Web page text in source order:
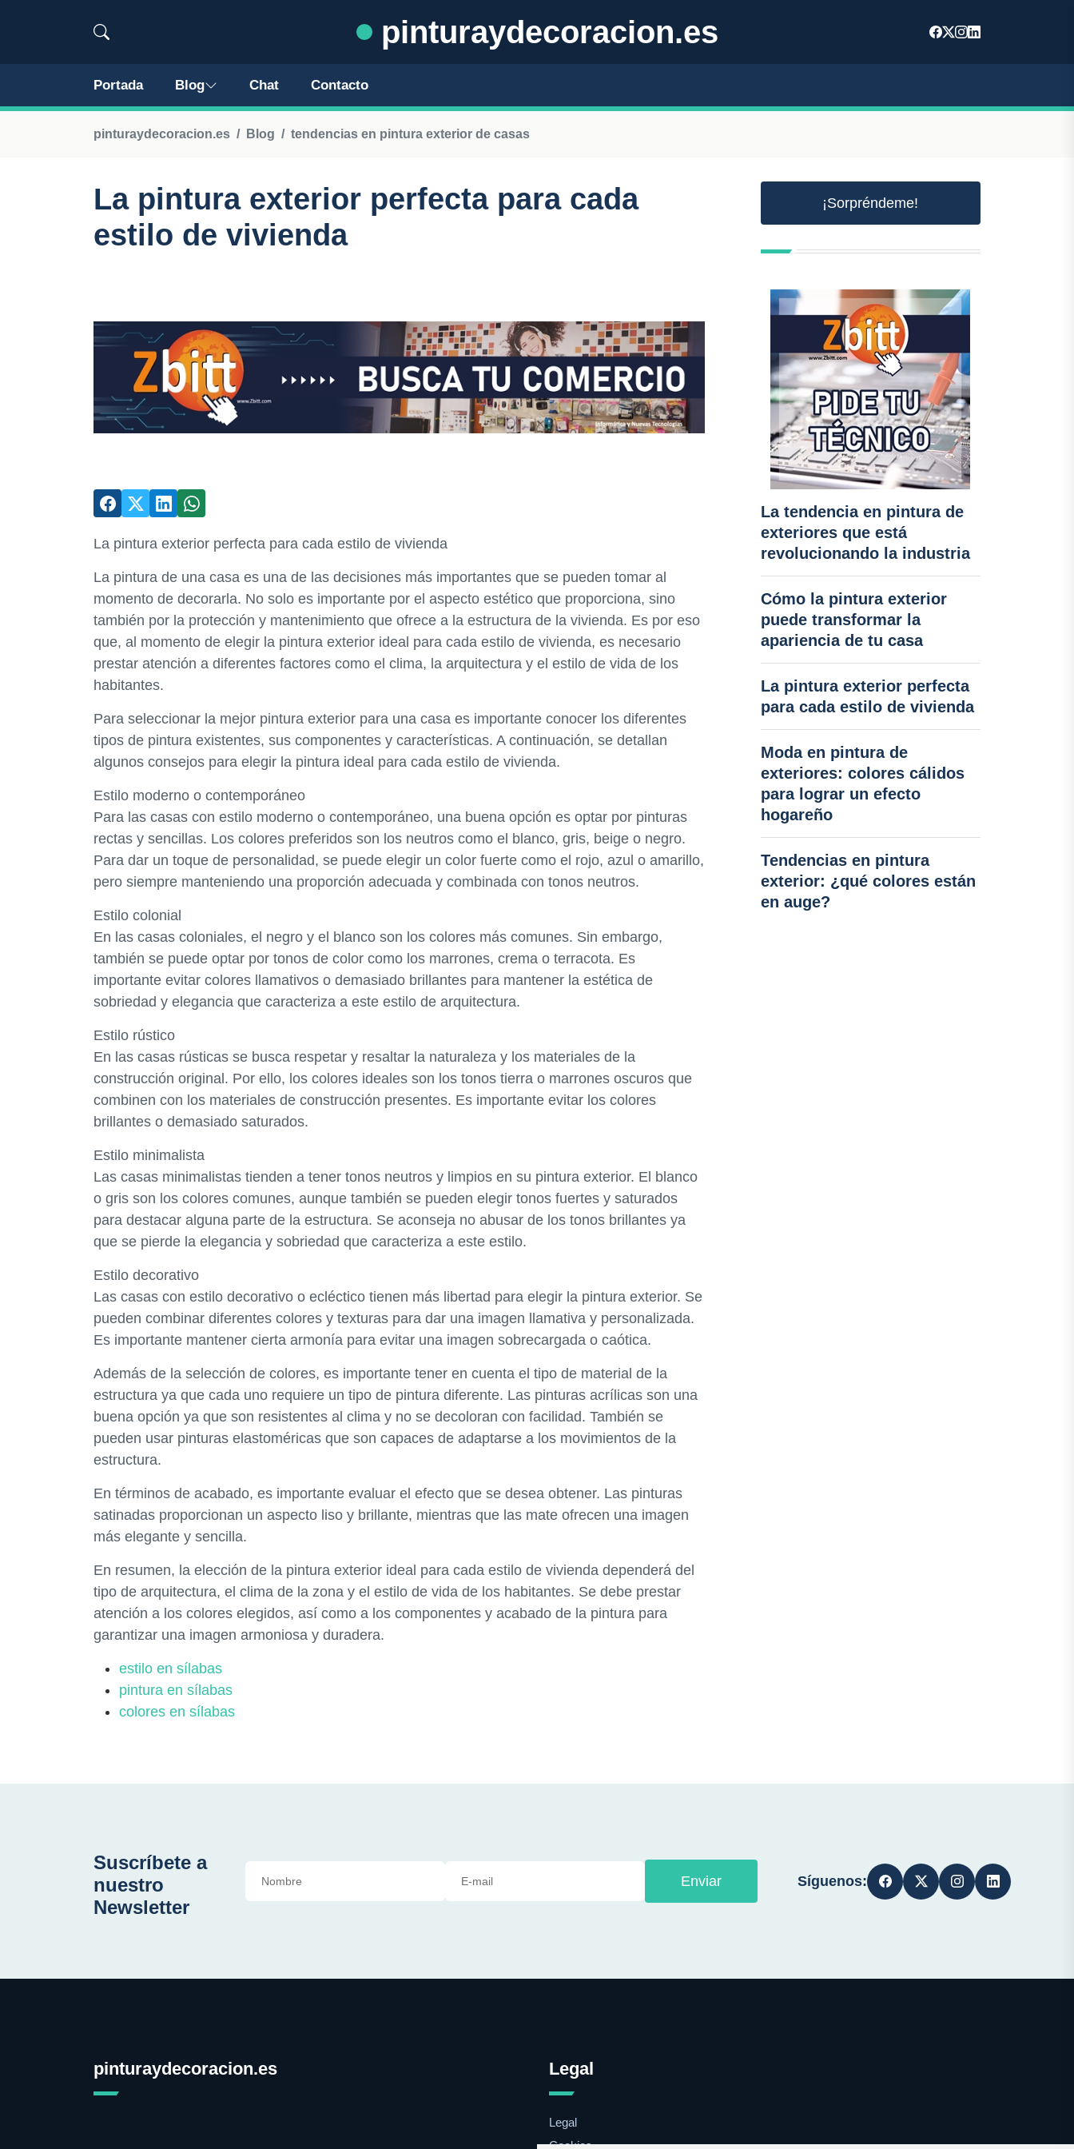
pinturaydecoracion.es
Portada Blog Chat Contacto
pinturaydecoracion.es Blog tendencias en pintura exterior de casas
La pintura exterior perfecta para cada
estilo de vivienda
La pintura exterior perfecta para cada estilo de vivienda
La pintura de una casa es una de las decisiones más importantes que se pueden tomar al
momento de decorarla. No solo es importante por el aspecto estético que proporciona, sino
también por la protección y mantenimiento que ofrece a la estructura de la vivienda. Es por eso
que, al momento de elegir la pintura exterior ideal para cada estilo de vivienda, es necesario
prestar atención a diferentes factores como el clima, la arquitectura y el estilo de vida de los
habitantes.
Para seleccionar la mejor pintura exterior para una casa es importante conocer los diferentes
tipos de pintura existentes, sus componentes y características. A continuación, se detallan
algunos consejos para elegir la pintura ideal para cada estilo de vivienda.
Estilo moderno o contemporáneo
Para las casas con estilo moderno o contemporáneo, una buena opción es optar por pinturas
rectas y sencillas. Los colores preferidos son los neutros como el blanco, gris, beige o negro.
Para dar un toque de personalidad, se puede elegir un color fuerte como el rojo, azul o amarillo,
pero siempre manteniendo una proporción adecuada y combinada con tonos neutros.
Estilo colonial
En las casas coloniales, el negro y el blanco son los colores más comunes. Sin embargo,
también se puede optar por tonos de color como los marrones, crema o terracota. Es
importante evitar colores llamativos o demasiado brillantes para mantener la estética de
sobriedad y elegancia que caracteriza a este estilo de arquitectura.
Estilo rústico
En las casas rústicas se busca respetar y resaltar la naturaleza y los materiales de la
construcción original. Por ello, los colores ideales son los tonos tierra o marrones oscuros que
combinen con los materiales de construcción presentes. Es importante evitar los colores
brillantes o demasiado saturados.
Estilo minimalista
Las casas minimalistas tienden a tener tonos neutros y limpios en su pintura exterior. El blanco
o gris son los colores comunes, aunque también se pueden elegir tonos fuertes y saturados
para destacar alguna parte de la estructura. Se aconseja no abusar de los tonos brillantes ya
que se pierde la elegancia y sobriedad que caracteriza a este estilo.
Estilo decorativo
Las casas con estilo decorativo o ecléctico tienen más libertad para elegir la pintura exterior. Se
pueden combinar diferentes colores y texturas para dar una imagen llamativa y personalizada.
Es importante mantener cierta armonía para evitar una imagen sobrecargada o caótica.
Además de la selección de colores, es importante tener en cuenta el tipo de material de la
estructura ya que cada uno requiere un tipo de pintura diferente. Las pinturas acrílicas son una
buena opción ya que son resistentes al clima y no se decoloran con facilidad. También se
pueden usar pinturas elastoméricas que son capaces de adaptarse a los movimientos de la
estructura.
En términos de acabado, es importante evaluar el efecto que se desea obtener. Las pinturas
satinadas proporcionan un aspecto liso y brillante, mientras que las mate ofrecen una imagen
más elegante y sencilla.
En resumen, la elección de la pintura exterior ideal para cada estilo de vivienda dependerá del
tipo de arquitectura, el clima de la zona y el estilo de vida de los habitantes. Se debe prestar
atención a los colores elegidos, así como a los componentes y acabado de la pintura para
garantizar una imagen armoniosa y duradera.
estilo en sílabas
pintura en sílabas
colores en sílabas
¡Sorpréndeme!
La tendencia en pintura de
exteriores que está
revolucionando la industria
Cómo la pintura exterior
puede transformar la
apariencia de tu casa
La pintura exterior perfecta
para cada estilo de vivienda
Moda en pintura de
exteriores: colores cálidos
para lograr un efecto
hogareño
Tendencias en pintura
exterior: ¿qué colores están
en auge?
Suscríbete a
nuestro
Newsletter
Enviar Síguenos:
pinturaydecoracion.es Legal
Legal
Cookies